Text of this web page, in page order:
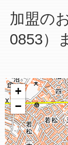
加盟の
0853）
+
−